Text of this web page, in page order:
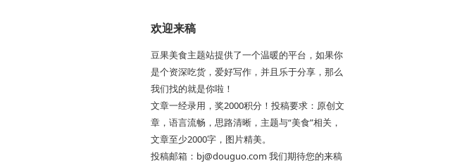
欢迎来稿
豆果美食主题站提供了一个温暖的平台，如果你
是个资深吃货，爱好写作，并且乐于分享，那么
我们找的就是你啦！
文章一经录用，奖2000积分！投稿要求：原创文
章，语言流畅，思路清晰，主题与“美食”相关，
文章至少2000字，图片精美。
投稿邮箱： bj@douguo.com 我们期待您的来稿